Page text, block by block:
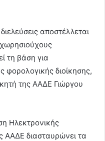
αποστέλλεται
τη βάση για
φορολογικής διοίκησης,
της ΑΑΔΕ Γιώργου
Ηλεκτρονικής
ΑΑΔΕ διασταυρώνει τα